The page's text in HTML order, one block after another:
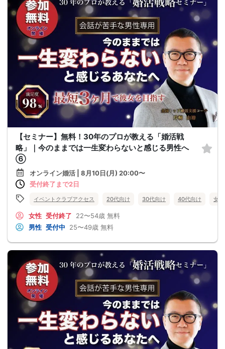
【セミナー】無料！30年のプロが教える「婚活戦
略」｜今のままでは一生変わらないと感じる男性へ
⑥
オンライン婚活 | 8月10日(月) 20:00〜
受付終了まで2日
イベントクラブアクセス 20代向け 30代向け 40代向け 女
女性 受付終了 22〜54歳 無料
男性 受付中 25〜49歳 無料